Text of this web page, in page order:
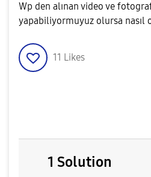
Wp den alınan video ve
yapabiliyormuyuz olursa nasıl
11 Likes
1 Solution